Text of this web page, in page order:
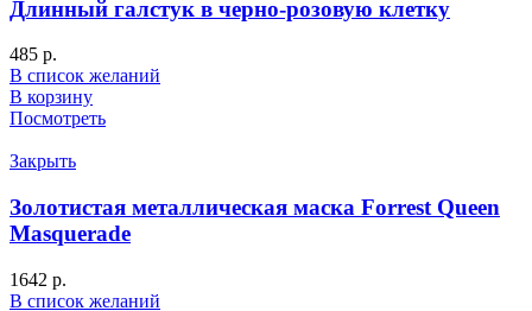
Длинный галстук в черно-розовую клетку
485 р.
В список желаний
В корзину
Посмотреть
Закрыть
Золотистая металлическая маска Forrest Queen
Masquerade
1642 р.
В список желаний